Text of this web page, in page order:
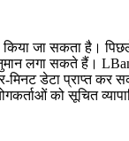
जा सकता है।
लगा सकते हैं।
डेटा प्राप्त कर
को सूचित